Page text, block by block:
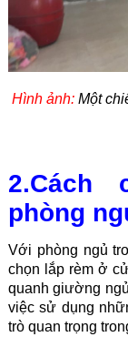
Hình ảnh:Một
2.Cách
phòng
Với phòng ngủ
chọn lắp rèm ở
quanh giường
việc sử dụng
trò quan trọng